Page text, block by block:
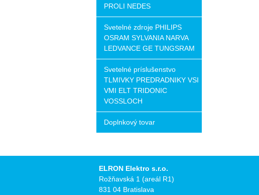
PROLI NEDES
Svetelné zdroje PHILIPS
OSRAM SYLVANIA NARVA
LEDVANCE GE TUNGSRAM
Svetelné príslušenstvo
TLMIVKY PREDRADNIKY VSI
VMI ELT TRIDONIC
VOSSLOCH
Doplnkový tovar
ELRON Elektro s.r.o.
Rožňavská 1 (areál R1)
831 04 Bratislava